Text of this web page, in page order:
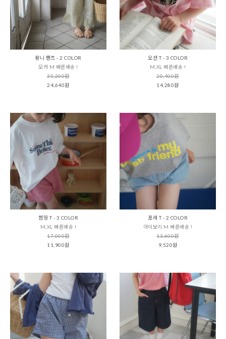
팡니 팬츠 - 2 COLOR
모카 M 빠른배송 !
35,200원
24,640원
오션 T - 3 COLOR
M,XL 빠른배송 !
20,400원
14,280원
썸띵 T - 3 COLOR
M,XL 빠른배송 !
17,000원
11,900원
포레 T - 2 COLOR
아이보리 M 빠른배송 !
13,600원
9,520원